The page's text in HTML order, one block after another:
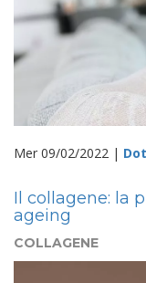
Mer 09/02/2022 |
Il collagene: la
ageing
COLLAGENE